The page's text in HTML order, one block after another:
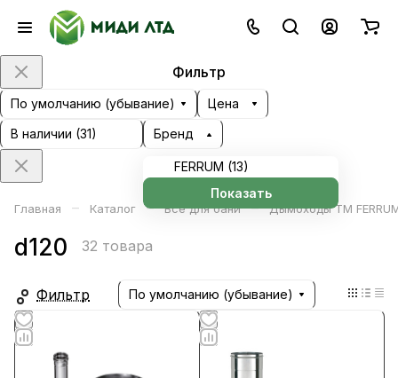
Фильтр
По умолчанию (убывание)
Цена
В наличии (31) Бренд
FERRUM (13)
Показать
Главная – Каталог – Всё для бани – Дымоходы ТМ
d120 32 товара
Фильтр По умолчанию (убывание)